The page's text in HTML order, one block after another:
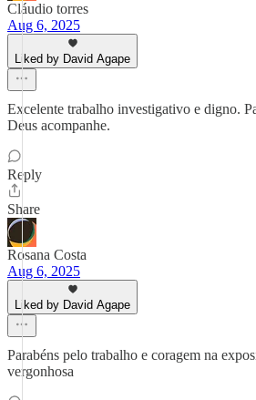
Cláudio torres
Aug 6, 2025
Liked by David Agape
Excelente trabalho investigativo e digno.
Deus acompanhe.
Reply
Share
Rosana Costa
Aug 6, 2025
Liked by David Agape
Parabéns pelo trabalho e coragem na
vergonhosa